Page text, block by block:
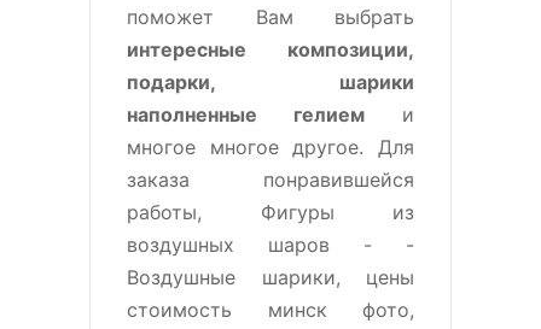
поможет Вам выбрать
интересные композиции,
подарки, шарики
наполненные гелием и
многое многое другое. Для
заказа понравившейся
работы, Фигуры из
воздушных шаров - -
Воздушные шарики, цены
стоимость минск фото,